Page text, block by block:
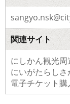
関連サイト
にしかん観光
にいがたらし
電子チケット購